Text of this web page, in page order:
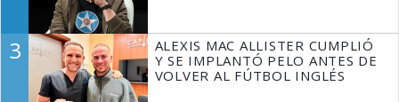
3
ALEXIS MAC ALLISTER CUMPLIÓ
Y SE IMPLANTÓ PELO ANTES DE
VOLVER AL FÚTBOL INGLÉS